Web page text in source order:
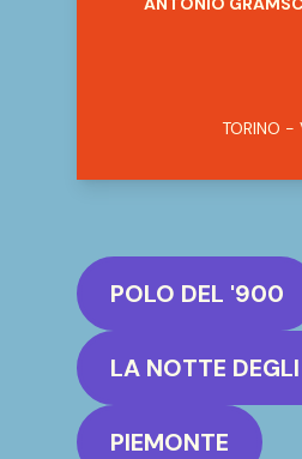
TORINO -
POLO DEL '900
LA NOTTE
PIEMONTE